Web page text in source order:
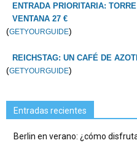
ENTRADA PRIORITARIA:
VENTANA 27 €
(GETYOURGUIDE)
REICHSTAG: UN CAFÉ DE
(GETYOURGUIDE)
Entradas recientes
Berlin en verano: ¿cómo